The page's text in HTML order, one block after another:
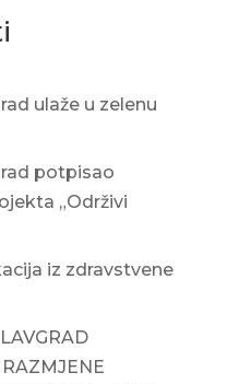
ulaže u zelenu
potpisao
„Održivi
iz zdravstvene